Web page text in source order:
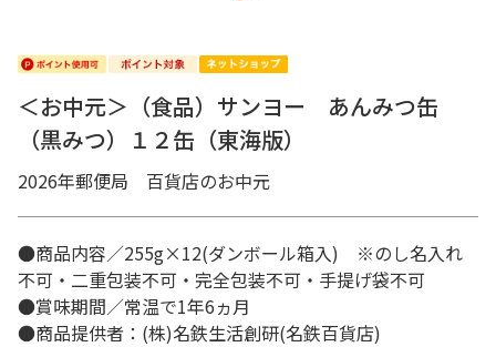
1 2
＜お中元＞（食品）サンヨー あんみつ缶
（黒みつ）１２缶（東海版）
2026年郵便局 百貨店のお中元
●商品内容／255g×12(ダンボール箱入) ※のし名入れ
不可・二重包装不可・完全包装不可・手提げ袋不可
●賞味期間／常温で1年6ヵ月
●商品提供者：(株)名鉄生活創研(名鉄百貨店)